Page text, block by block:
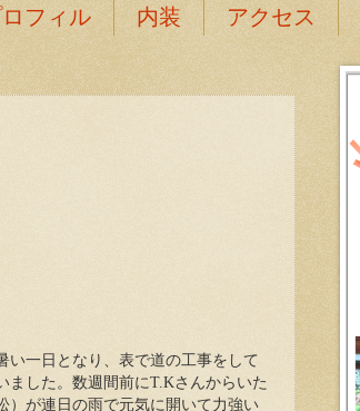
フィル 内装 アクセス
い一日となり、表で道の工事をして
ました。数週間前にT.Kさんからいた
）が連日の雨で元気に開いて力強い